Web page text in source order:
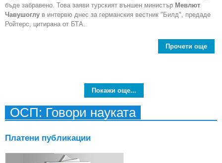
бъде забравено. Това заяви турският външен министър Мевлют
Чавушоглу в интервю днес за германския вестник "Билд", предаде
Ройтерс, цитирана от БТА.
Прочети още
Покажи още...
ОСП: Говори науката
Платени публикации